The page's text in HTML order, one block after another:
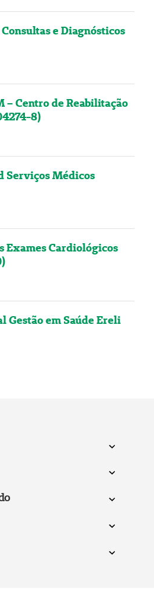
e Diagnósticos
– Centro de Reabilitação
8)
Serviços Médicos
Exames Cardiológicos
Gestão em Saúde Ereli